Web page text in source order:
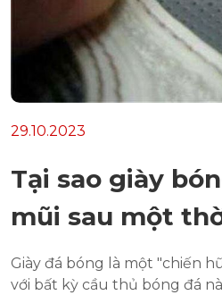
29.10.2023
Tại sao giày
mũi sau một
Giày đá bóng là một "chiến
với bất kỳ cầu thủ bóng đá